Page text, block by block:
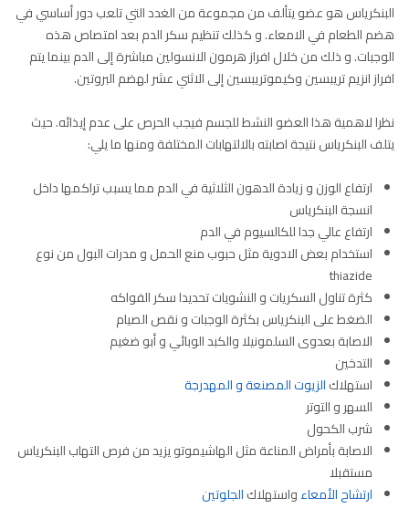
البنكرياس هو عضو يتألف من مجموعة من الغدد التي تلعب دور أساسي في
هضم الطعام في الامعاء. و كذلك تنظيم سكر الدم بعد امتصاص هذه
الوجبات. و ذلك من خلال افراز هرمون الانسولين مباشرة إلى الدم بينما يتم
افراز انزيم تريبسين وكيموتريبسين إلى الاثني عشر لهضم البروتين.
نظرا لاهمية هذا العضو النشط للجسم فيجب الحرص على عدم إيذائه. حيث
يتلف البنكرياس نتيجة اصابته بالالتهابات المختلفة ومنها ما يلي:
ارتفاع الوزن و زيادة الدهون الثلاثية في الدم مما يسبب تراكمها داخل
انسجة البنكرياس
ارتفاع عالي جدا للكالسيوم في الدم
استخدام بعض الادوية مثل حبوب منع الحمل و مدرات البول من نوع
thiazide
كثرة تناول السكريات و النشويات تحديدا سكر الفواكه
الضغط على البنكرياس بكثرة الوجبات و نقص الصيام
الاصابة بعدوى السلمونيلا والكبد الوبائي و أبو ضغيم
التدخين
استهلاكالزيوت المصنعة و المهدرجة
السهر و التوتر
شرب الكحول
الاصابة بأمراض المناعة مثل الهاشيموتو يزيد من فرص التهاب البنكرياس
مستقبلا
ارتشاح الأمعاءواستهلاكالجلوتين